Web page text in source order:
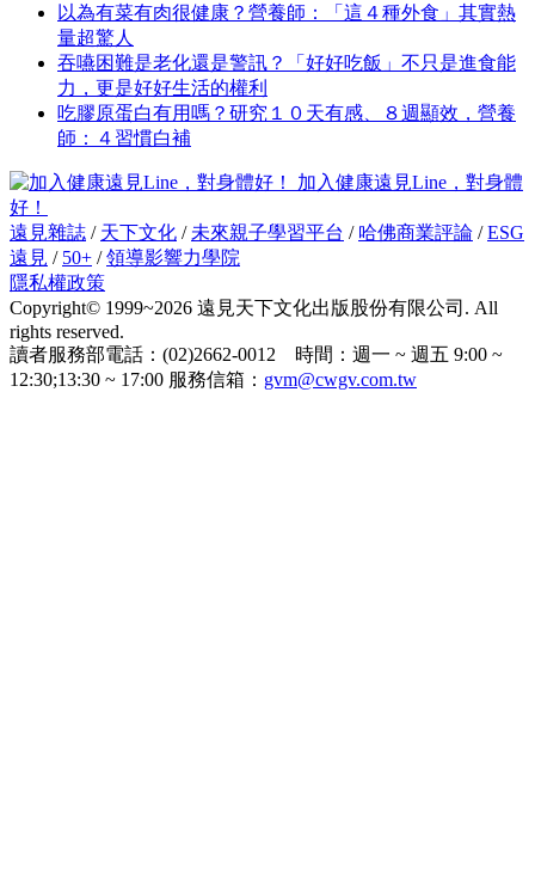
以為有菜有肉很健康？營養師：「這４種外食」其實熱
量超驚人
吞嚥困難是老化還是警訊？「好好吃飯」不只是進食能
力，更是好好生活的權利
吃膠原蛋白有用嗎？研究１０天有感、８週顯效，營養
師：４習慣白補
加入健康遠見Line，對身體
好！
遠見雜誌 / 天下文化 / 未來親子學習平台 / 哈佛商業評論 /ESG
遠見 / 50+ /領導影響力學院
隱私權政策
Copyright© 1999~2026 遠見天下文化出版股份有限公司. All
rights reserved.
讀者服務部電話：(02)2662-0012 時間：週一 ~ 週五 9:00 ~
12:30;13:30 ~ 17:00 服務信箱： gvm@cwgv.com.tw